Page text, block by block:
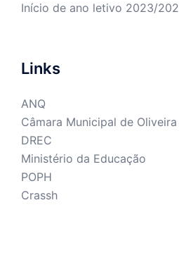
Início de ano letivo 2023/
Links
ANQ
Câmara Municipal de
DREC
Ministério da Educação
POPH
Crassh